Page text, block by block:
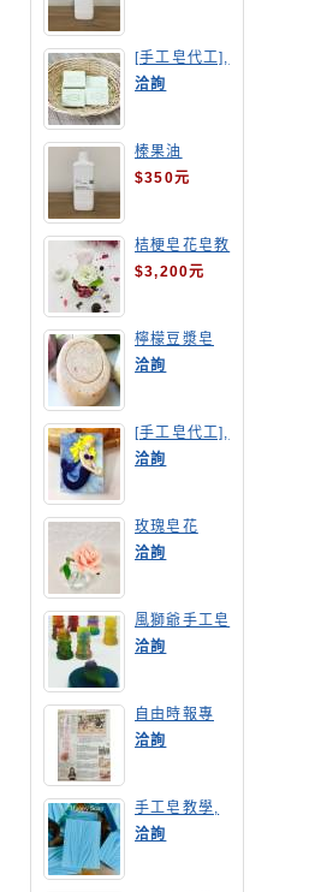
[手工皂代工],
酪梨手工皂
洽詢
榛果油
$350元
桔梗皂花皂教
學
$3,200元
檸檬豆漿皂
(溫潤手感皂)
洽詢
[手工皂代工],
美人魚手工皂
洽詢
玫瑰皂花
洽詢
風獅爺手工皂
洽詢
自由時報專
訪,手工皂達
人陳德昇老師
洽詢
手工皂教學,
手工皂當月課
程,渲染皂
洽詢